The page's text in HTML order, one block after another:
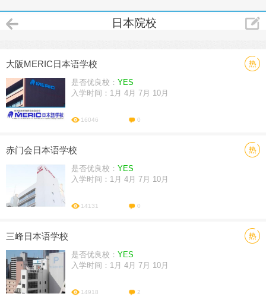
日本院校
大阪MERIC日本语学校
是否优良校： YES
入学时间：1月 4月 7月 10月
16046 0
赤门会日本语学校
是否优良校： YES
入学时间：1月 4月 7月 10月
14131 0
三峰日本语学校
是否优良校： YES
入学时间：1月 4月 7月 10月
14918 2